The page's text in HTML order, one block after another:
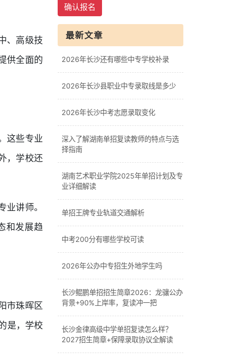
、高级技
供全面的
这些专业
，学校还
讲师。
和发展趋
市珠晖区
是，学校
确认报名
最新文章
2026年长沙还有哪些中专学校补录
2026年长沙县职业中专录取线是多少
2026年长沙中考志愿录取变化
深入了解湖南单招复读教师的特点与选
择指南
湖南艺术职业学院2025年单招计划及专
业详细解读
单招王牌专业轨道交通解析
中考200分有哪些学校可读
2026年公办中专招生外地学生吗
长沙鲲鹏单招招生简章2026：龙骧公办
背景+90%上岸率，复读冲一把
长沙金律高级中学单招复读怎么样？
2027招生简章+保障录取协议全解读